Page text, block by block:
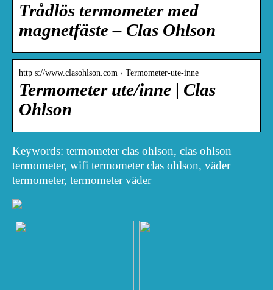
Trådlös termometer med
magnetfäste – Clas Ohlson
http s://www.clasohlson.com › Termometer-ute-inne
Termometer ute/inne | Clas
Ohlson
Keywords: termometer clas ohlson, clas ohlson
termometer, wifi termometer clas ohlson, väder
termometer, termometer väder